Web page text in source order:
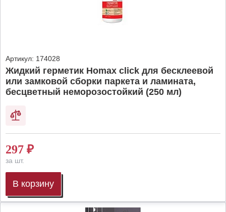
Артикул: 174028
Жидкий герметик Homax click для бесклеевой
или замковой сборки паркета и ламината,
бесцветный неморозостойкий (250 мл)
297 ₽
за шт.
В корзину